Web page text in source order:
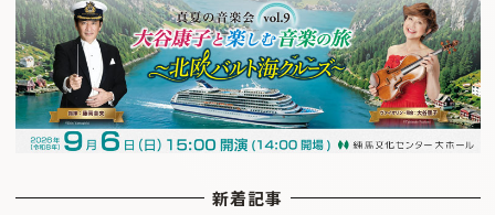
新着記事